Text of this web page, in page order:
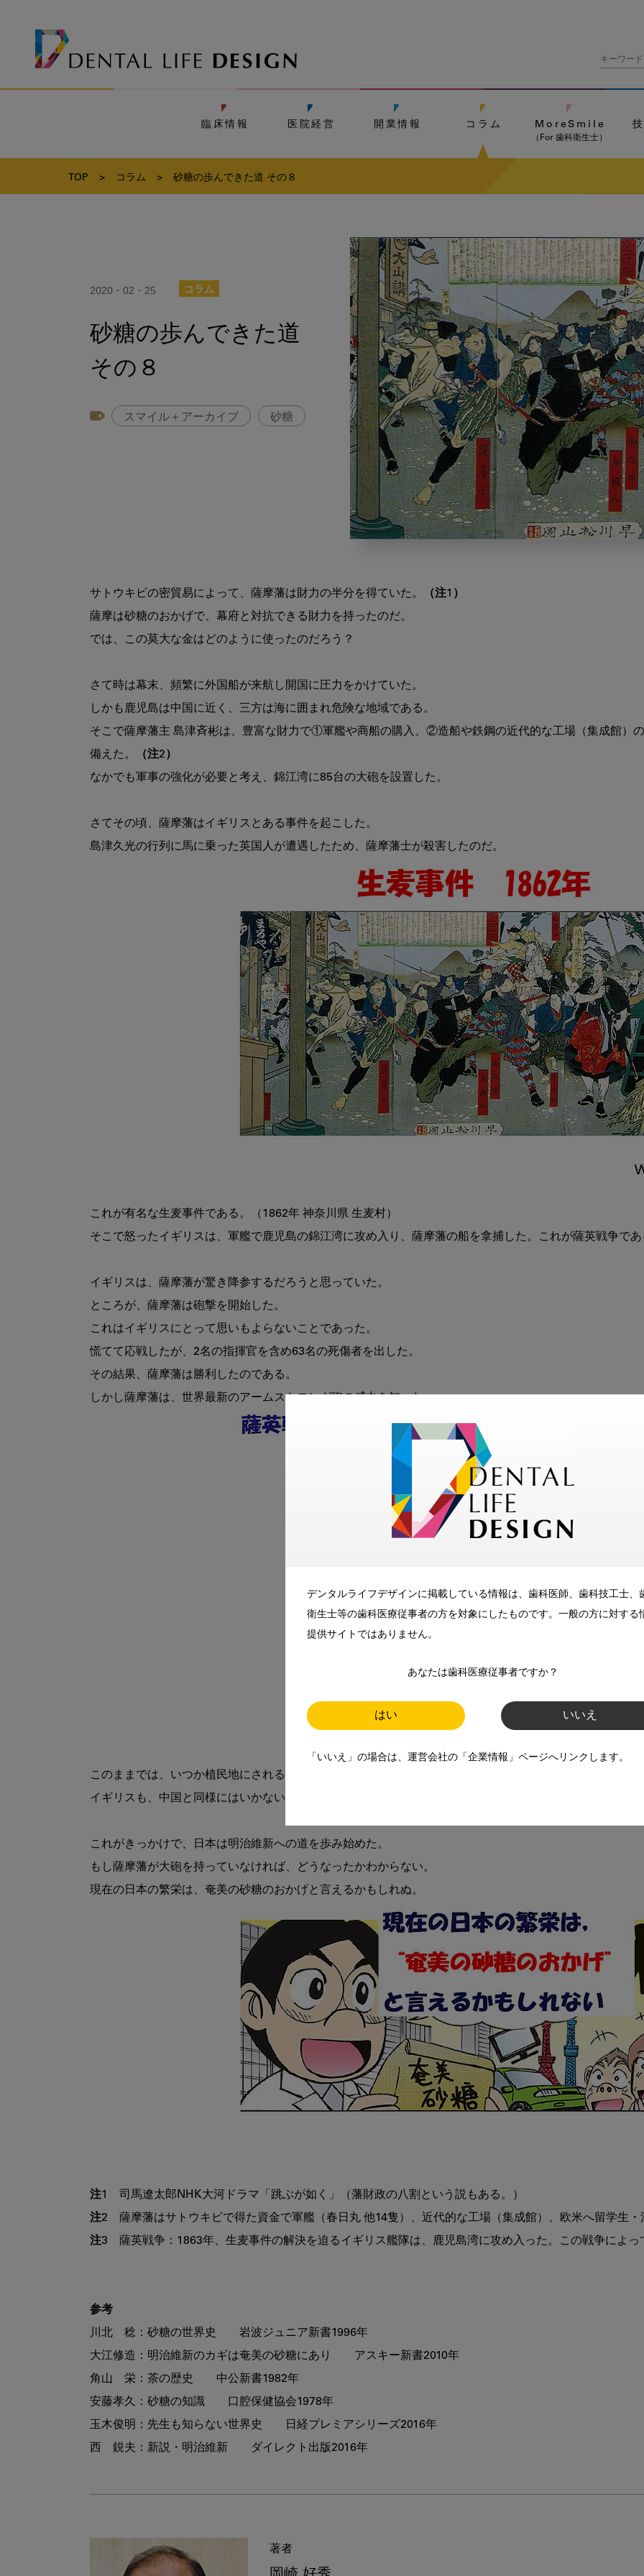
デンタルライフデザインに掲載している情報は、歯科医師、歯科技工士、
衛生士等の歯科医療従事者の方を対象にしたものです。一般の方に対する
提供サイトではありません。
あなたは歯科医療従事者ですか？
はい いいえ
「いいえ」の場合は、運営会社の「企業情報」ページへリンクします。
臨床情報 医院経営 開業情報 コラム MoreSmile
（For 歯科衛生士）
TOP > コラム > 砂糖の歩んできた道 その８
2020・02・25 コラム
砂糖の歩んできた道
その８
スマイル＋アーカイブ 砂糖
歩
ん
き
そ
の
サトウキビの密貿易によって、薩摩藩は財力の半分を得ていた。
（注1）
薩摩は砂糖のおかげで、幕府と対抗できる財力を持ったのだ。
では、この莫大な金はどのように使ったのだろう？
さて時は幕末、頻繁に外国船が来航し開国に圧力をかけていた。
しかも鹿児島は中国に近く、三方は海に囲まれ危険な地域である。
そこで薩摩藩主 島津斉彬は、豊富な財力で①軍艦や商船の購入、②造船や鉄鋼の近代的な工場（集成館）
備えた。
（注2）
なかでも軍事の強化が必要と考え、錦江湾に85台の大砲を設置した。
さてその頃、薩摩藩はイギリスとある事件を起こした。
これが有名な生麦事件である。（1862年 神奈川県 生麦村）
そこで怒ったイギリスは、軍艦で鹿児島の錦江湾に攻め入り、薩摩藩の船を拿捕した。これが薩英戦争で
イギリスは、薩摩藩が驚き降参するだろうと思っていた。
ところが、薩摩藩は砲撃を開始した。
これはイギリスにとって思いもよらないことであった。
慌てて応戦したが、2名の指揮官を含め63名の死傷者を出した。
その結果、薩摩藩は勝利したのである。
このままでは、いつか植民地にされることを悟り攘夷の考えを捨てた。
イギリスも、中国と同様にはいかないことを認識し和解した。
これがきっかけで、日本は明治維新への道を歩み始めた。
もし薩摩藩が大砲を持っていなければ、どうなったかわからない。
注1
注2
注3 薩英戦争：1863年、生麦事件の解決を迫るイギリス艦隊は、鹿児島湾に攻め入った。この戦争によ
参考
川北　稔：砂糖の世界史　　岩波ジュニア新書1996年
大江修造：明治維新のカギは奄美の砂糖にあり　　アスキー新書2010年
角山　栄：茶の歴史　　中公新書1982年
安藤孝久：砂糖の知識　　口腔保健協会1978年
玉木俊明：先生も知らない世界史　　日経プレミアシリーズ2016年
著者